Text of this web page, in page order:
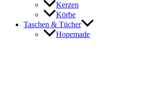
Kerzen
Körbe
Taschen & Tücher
Hopemade